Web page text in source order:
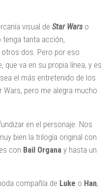
visual de Star Warso
tenga tanta acción,
dos. Pero por eso
va en su propia línea, y es
el más entretenido de los
pero me alegra mucho
en el personaje. Nos
bien la trilogía original con
con Bail Organa y hasta un
compañía de Luke o Han,